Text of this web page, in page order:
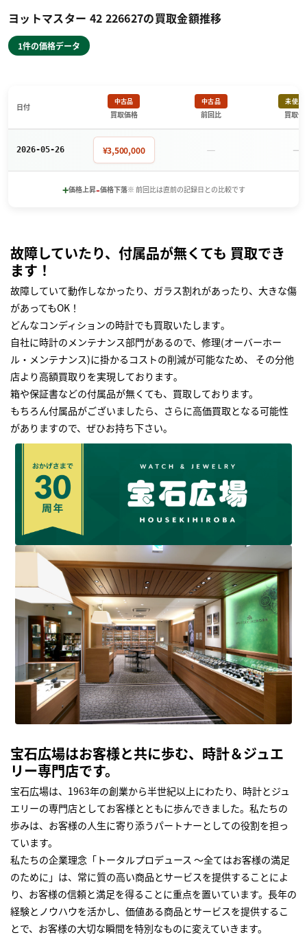
ヨットマスター 42 226627の買取金額推移
1件の価格データ
日付
中古品
買取価格
中古品
前回比
未使用
買取価
2026-05-26 ¥3,500,000 － －
+価格上昇-価格下落※ 前回比は直前の記録日との比較です
故障していたり、付属品が無くても 買取でき
ます！
故障していて動作しなかったり、ガラス割れがあったり、大きな傷
があってもOK！
どんなコンディションの時計でも買取いたします｡
自社に時計のメンテナンス部門があるので、修理(オーバーホー
ル・メンテナンス)に掛かるコストの削減が可能なため、 その分他
店より高額買取りを実現しております｡
箱や保証書などの付属品が無くても、買取しております。
もちろん付属品がございましたら、さらに高価買取となる可能性
がありますので、ぜひお持ち下さい｡
宝石広場はお客様と共に歩む、時計＆ジュエ
リー専門店です。
宝石広場は、1963年の創業から半世紀以上にわたり、時計とジュ
エリーの専門店としてお客様とともに歩んできました。私たちの
歩みは、お客様の人生に寄り添うパートナーとしての役割を担っ
ています。
私たちの企業理念「トータルプロデュース ～全てはお客様の満足
のために」は、常に質の高い商品とサービスを提供することによ
り、お客様の信頼と満足を得ることに重点を置いています。長年の
経験とノウハウを活かし、価値ある商品とサービスを提供するこ
とで、お客様の大切な瞬間を特別なものに変えていきます。